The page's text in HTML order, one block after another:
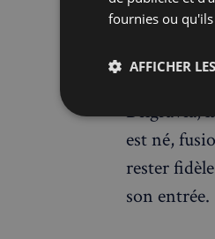
Le
Chestnut
Belgravia,
est né,
rester
son entrée.
fournies ou
AFFICHER